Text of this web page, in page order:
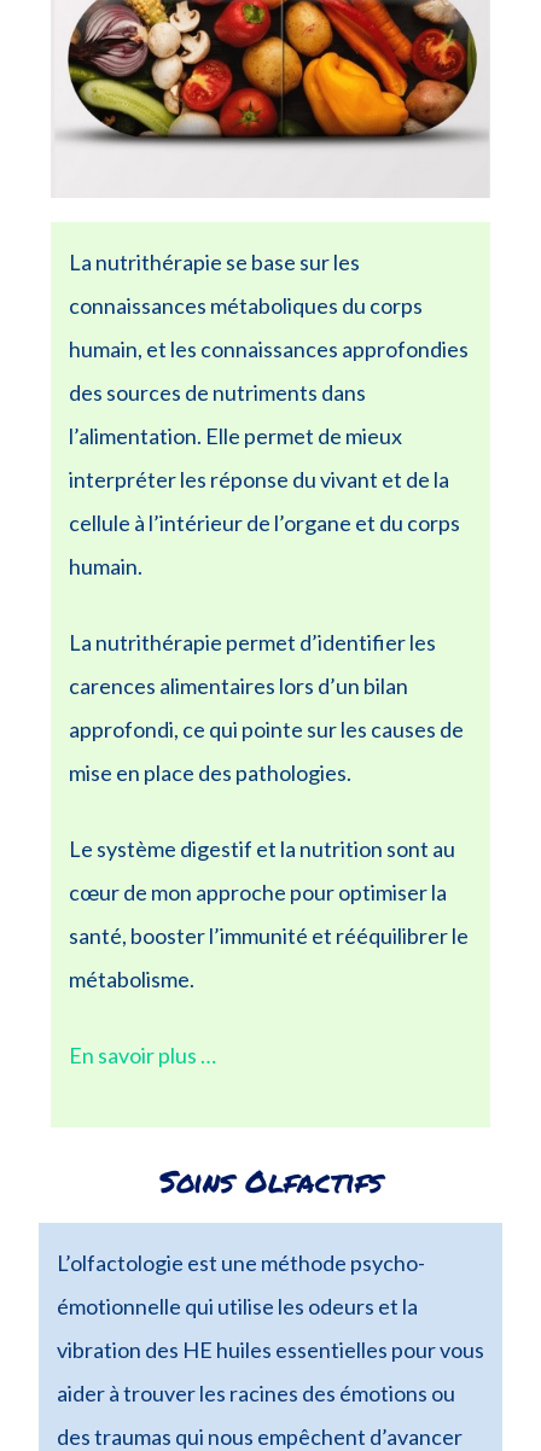
La nutrithérapie se base sur les
connaissances métaboliques du corps
humain, et les connaissances approfondies
des sources de nutriments dans
l’alimentation. Elle permet de mieux
interpréter les réponse du vivant et de la
cellule à l’intérieur de l’organe et du corps
humain.
La nutrithérapie permet d’identifier les
carences alimentaires lors d’un bilan
approfondi, ce qui pointe sur les causes de
mise en place des pathologies.
Le système digestif et la nutrition sont au
cœur de mon approche pour optimiser la
santé, booster l’immunité et rééquilibrer le
métabolisme.
En savoir plus …
Soins Olfactifs
L’olfactologie est une méthode psycho-
émotionnelle qui utilise les odeurs et la
vibration des HE huiles essentielles pour vous
aider à trouver les racines des émotions ou
des traumas qui nous empêchent d’avancer